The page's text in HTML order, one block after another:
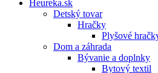
Heureka.sk
Detský tovar
Hračky
Plyšové
Dom a záhrada
Bývanie a doplnky
Bytový textil